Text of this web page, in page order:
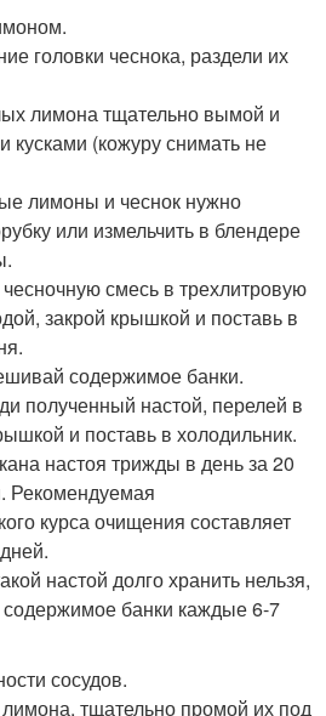
головки чеснока, раздели их
лимона тщательно вымой и
(кожуру снимать не
лимоны и чеснок нужно
или измельчить в блендере
смесь в трехлитровую
закрой крышкой и поставь в
содержимое банки.
полученный настой, перелей в
и поставь в холодильник.
настоя трижды в день за 20
Рекомендуемая
курса очищения составляет
настой долго хранить нельзя,
банки каждые 6-7
сосудов.
тщательно промой их под